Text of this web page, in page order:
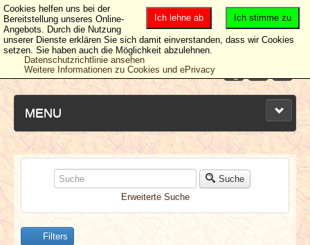
MENU
NEUESTE ARTIKEL
NEWS & DATES
Suche
Erweiterte Suche
Filters
Ich stimme zu
Ich lehne ab
Cookies helfen uns bei der
Bereitstellung unseres Online-
Angebots. Durch die Nutzung
unserer Dienste erklären Sie sich damit einverstanden, dass wir Cookies
setzen. Sie haben auch die Möglichkeit abzulehnen.
Datenschutzrichtlinie ansehen
Weitere Informationen zu Cookies und ePrivacy